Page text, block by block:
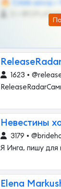
🔥 Слив шкод |
1623 •
Невестины
3179 •
Я Инга, пишу для
Elena